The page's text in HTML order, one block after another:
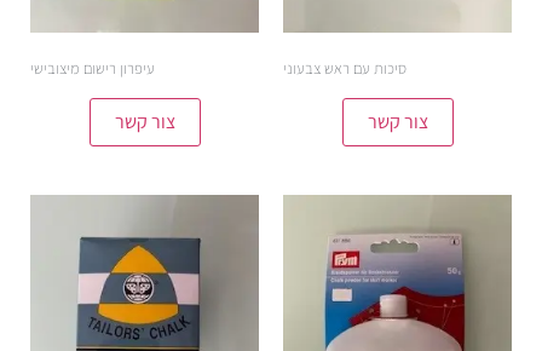
סיכות עם ראש צבעוני
צור קשר
עיפרון רישום מיצובישי
צור קשר